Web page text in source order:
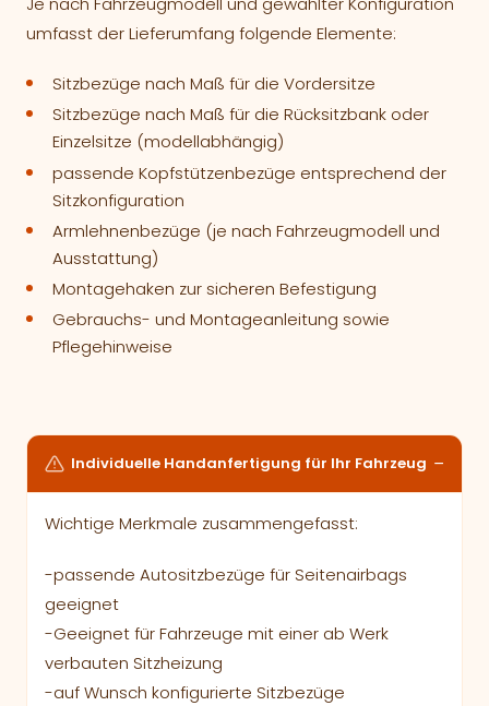
umfasst der Lieferumfang folgende Elemente:
Sitzbezüge nach Maß für die Vordersitze
Sitzbezüge nach Maß für die Rücksitzbank oder
Einzelsitze (modellabhängig)
passende Kopfstützenbezüge entsprechend der
Sitzkonfiguration
Armlehnenbezüge (je nach Fahrzeugmodell und
Ausstattung)
Montagehaken zur sicheren Befestigung
Gebrauchs- und Montageanleitung sowie
Pflegehinweise
Individuelle Handanfertigung für Ihr Fahrzeug
Wichtige Merkmale zusammengefasst:
-passende Autositzbezüge für Seitenairbags
geeignet
-Geeignet für Fahrzeuge mit einer ab Werk
verbauten Sitzheizung
-auf Wunsch konfigurierte Sitzbezüge